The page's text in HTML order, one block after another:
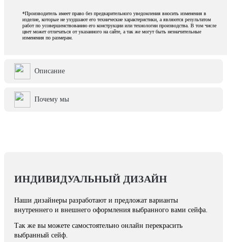
*Производитель имеет право без предварительного уведомления вносить изменения в
изделие, которые не ухудшают его технические характеристики, а являются результатом
работ по усовершенствованию его конструкции или технологии производства. В том числе
цвет может отличаться от указанного на сайте, а так же могут быть незначительные
изменения по размерам.
Описание
Почему мы
ИНДИВИДУАЛЬНЫЙ ДИЗАЙН
Наши дизайнеры разработают и предложат варианты
внутреннего и внешнего оформления выбранного вами сейфа.
Так же вы можете самостоятельно онлайн перекрасить
выбранный сейф.